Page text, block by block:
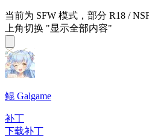
当前为 SFW 模式，部分 R18 /
上角切换 "显示全部内容"
鲲 Galgame
补丁
下载补丁